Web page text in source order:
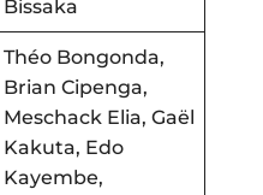
Bissaka
Théo Bongonda,
Brian Cipenga,
Meschack Elia, Gaël
Kakuta, Edo
Kayembe,